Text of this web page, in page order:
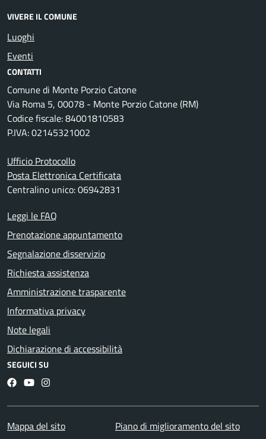
VIVERE IL COMUNE
Luoghi
Eventi
CONTATTI
Comune di Monte Porzio Catone
Via Roma 5, 00078 - Monte Porzio Catone (RM)
Codice fiscale: 84001810583
P.IVA: 02145321002
Ufficio Protocollo
Posta Elettronica Certificata
Centralino unico: 06942831
Leggi le FAQ
Prenotazione appuntamento
Segnalazione disservizio
Richiesta assistenza
Amministrazione trasparente
Informativa privacy
Note legali
Dichiarazione di accessibilità
SEGUICI SU
Facebook
YouTubeInstagram
Mappa del sito Piano di miglioramento del sito